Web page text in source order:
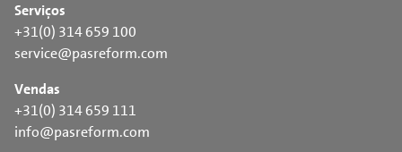
Serviços
+31(0) 314 659 100
service@pasreform.com
Vendas
+31(0) 314 659 111
info@pasreform.com